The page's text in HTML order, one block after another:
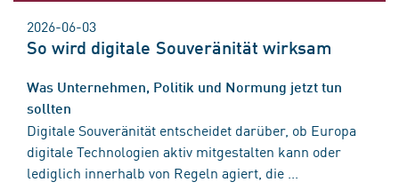
2026-06-03
So wird digitale Souveränität wirksam
Was Unternehmen, Politik und Normung jetzt tun
sollten
Digitale Souveränität entscheidet darüber, ob Europa
digitale Technologien aktiv mitgestalten kann oder
lediglich innerhalb von Regeln agiert, die ...